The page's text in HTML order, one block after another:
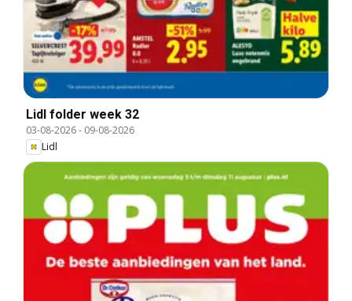
Lidl folder week 32
03-08-2026- 09-08-2026
Lidl